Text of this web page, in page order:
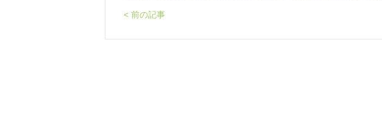
< 前の記事